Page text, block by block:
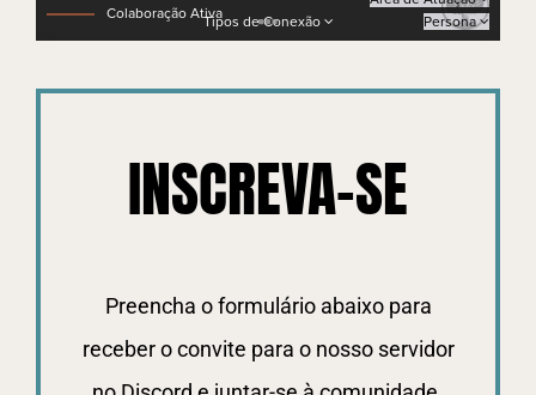
INSCREVA-SE
Preencha o formulário abaixo para
receber o convite para o nosso servidor